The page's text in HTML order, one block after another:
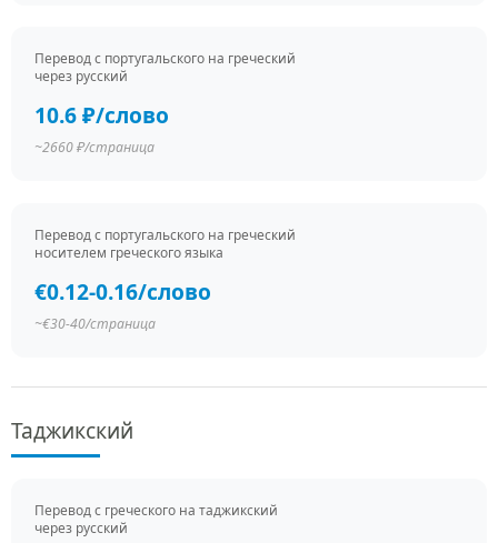
Перевод c португальского на греческий
через русский
10.6 ₽/слово
~2660 ₽/страница
Перевод c португальского на греческий
носителем греческого языка
€0.12-0.16/слово
~€30-40/страница
Таджикский
Перевод c греческого на таджикский
через русский